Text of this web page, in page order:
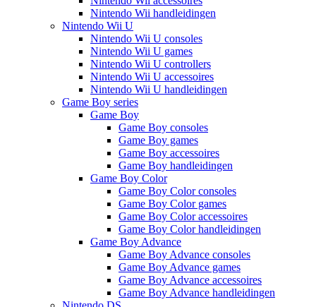
Nintendo Wii handleidingen
Nintendo Wii U
Nintendo Wii U consoles
Nintendo Wii U games
Nintendo Wii U controllers
Nintendo Wii U accessoires
Nintendo Wii U handleidingen
Game Boy series
Game Boy
Game Boy consoles
Game Boy games
Game Boy accessoires
Game Boy handleidingen
Game Boy Color
Game Boy Color consoles
Game Boy Color games
Game Boy Color accessoires
Game Boy Color handleidingen
Game Boy Advance
Game Boy Advance consoles
Game Boy Advance games
Game Boy Advance accessoires
Game Boy Advance handleidingen